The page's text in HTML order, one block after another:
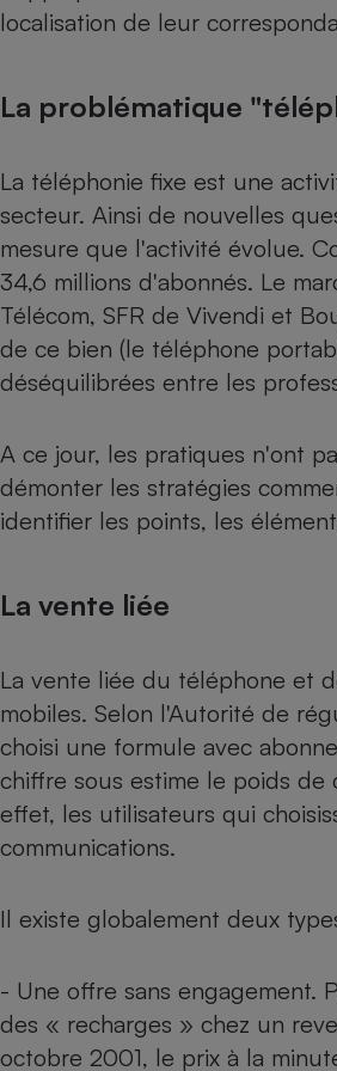
localisation de leur
La problématique
La téléphonie fixe est une
secteur. Ainsi de nouvelles
mesure que l'activité évolue.
34,6 millions d'abonnés. Le
Télécom, SFR de Vivendi et
de ce bien (le téléphone
déséquilibrées entre les
A ce jour, les pratiques n'ont
démonter les stratégies
identifier les points, les
La vente liée
La vente liée du téléphone et
mobiles. Selon l'Autorité de
choisi une formule avec
chiffre sous estime le poids de
effet, les utilisateurs qui
communications.
Il existe globalement deux
- Une offre sans engagement.
des « recharges » chez un
octobre 2001, le prix à la